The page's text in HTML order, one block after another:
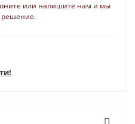
или напишите нам и мы
решение.